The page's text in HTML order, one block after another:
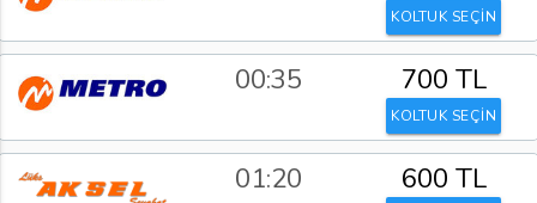
KOLTUK SEÇİN
00:35 700 TL
KOLTUK SEÇİN
01:20 600 TL